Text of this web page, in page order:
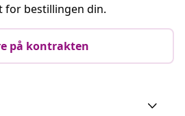
for bestillingen din.
på kontrakten